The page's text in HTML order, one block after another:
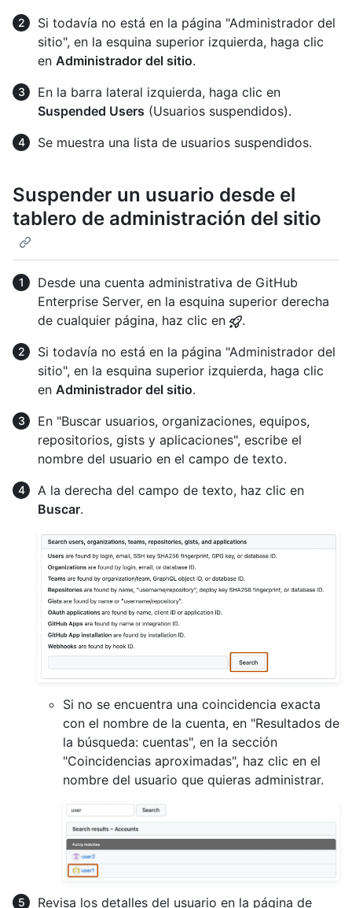
Si todavía no está en la página "Administrador del
sitio", en la esquina superior izquierda, haga clic
en Administrador del sitio.
En la barra lateral izquierda, haga clic en
Suspended Users (Usuarios suspendidos).
Se muestra una lista de usuarios suspendidos.
Suspender un usuario desde el
tablero de administración del sitio
Desde una cuenta administrativa de GitHub
Enterprise Server, en la esquina superior derecha
de cualquier página, haz clic en
.
Si todavía no está en la página "Administrador del
sitio", en la esquina superior izquierda, haga clic
en Administrador del sitio.
En "Buscar usuarios, organizaciones, equipos,
repositorios, gists y aplicaciones", escribe el
nombre del usuario en el campo de texto.
A la derecha del campo de texto, haz clic en
Buscar.
Si no se encuentra una coincidencia exacta
con el nombre de la cuenta, en "Resultados de
la búsqueda: cuentas", en la sección
"Coincidencias aproximadas", haz clic en el
nombre del usuario que quieras administrar.
Revisa los detalles del usuario en la página de